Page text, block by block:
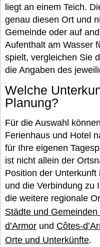
liegt an einem Teich.
genau diesen Ort und
Gemeinde oder auf
Aufenthalt am Wasser
spielt, vergleichen Sie
die Angaben des
Welche
Planung?
Für die Auswahl
Ferienhaus und Hotel
für Ihre eigenen
ist nicht allein der
Position der
und die Verbindung zu
die weitere regionale
Städte und
d’Armor und Côtes-
Orte und Unterkünfte.